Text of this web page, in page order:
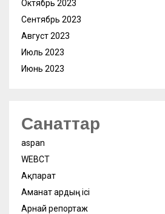
Октябрь 2023
Сентябрь 2023
Август 2023
Июль 2023
Июнь 2023
Санаттар
aspan
WEBСӘТ
Ақпарат
Аманат ардың ісі
Арнай репортаж